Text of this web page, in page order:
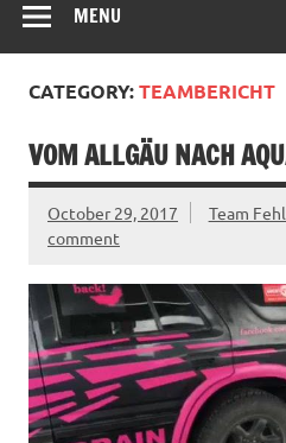
MENU
CATEGORY:TEAMBERICHT
VOM ALLGÄU NACH
October 29, 2017 Team
comment